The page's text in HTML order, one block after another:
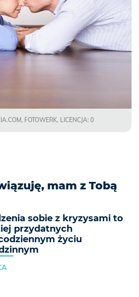
FOTOWERK, LICENCJA: 0
mam z Tobą
sobie z kryzysami to
przydatnych
życiu